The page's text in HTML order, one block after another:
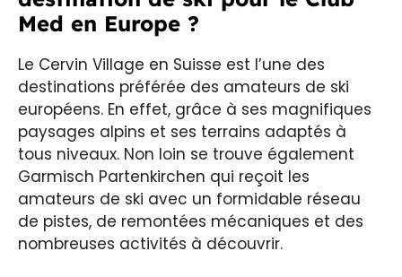
Med en Europe ?
Le Cervin Village en Suisse est l’une des
destinations préférée des amateurs de ski
européens. En effet, grâce à ses magnifiques
paysages alpins et ses terrains adaptés à
tous niveaux. Non loin se trouve également
Garmisch Partenkirchen qui reçoit les
amateurs de ski avec un formidable réseau
de pistes, de remontées mécaniques et des
nombreuses activités à découvrir.